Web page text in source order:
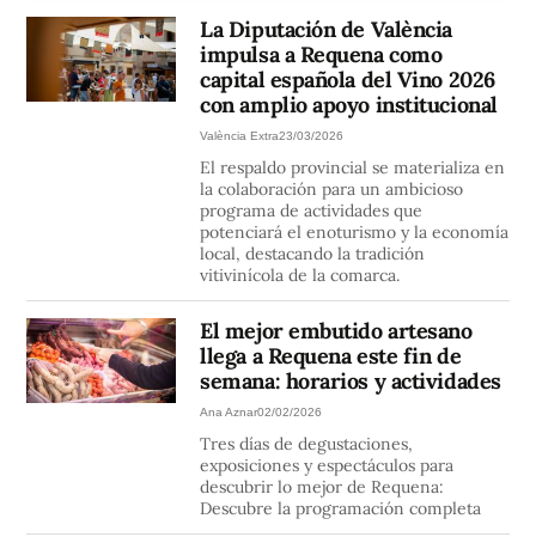
La Diputación de València
impulsa a Requena como
capital española del Vino 2026
con amplio apoyo institucional
València Extra23/03/2026
El respaldo provincial se materializa en
la colaboración para un ambicioso
programa de actividades que
potenciará el enoturismo y la economía
local, destacando la tradición
vitivinícola de la comarca.
El mejor embutido artesano
llega a Requena este fin de
semana: horarios y actividades
Ana Aznar02/02/2026
Tres días de degustaciones,
exposiciones y espectáculos para
descubrir lo mejor de Requena:
Descubre la programación completa